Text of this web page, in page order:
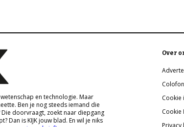
en technologie. Maar
Ben je nog steeds iemand die
Die doorvraagt, zoekt naar diepgang
Dan is KIJK jouw blad. En wil je niks
Over
Colofon
Cookie
Cookie
Privacy